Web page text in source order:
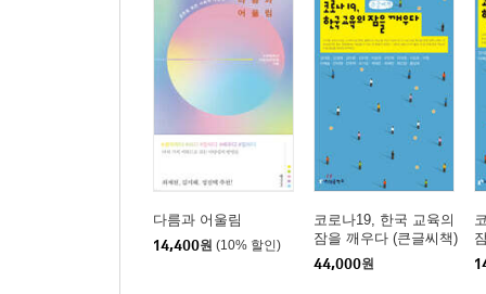
다름과 어울림
14,400원 (10% 할인)
코로나19, 한국 교육의
잠을 깨우다 (큰글씨책)
44,000원